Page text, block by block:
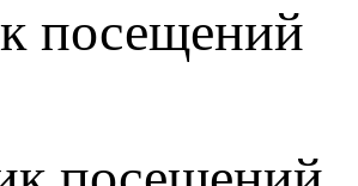
посещений